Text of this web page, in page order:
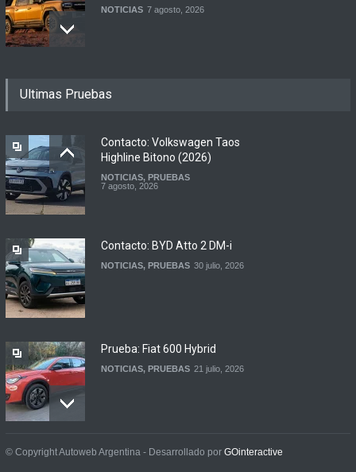
NOTICIAS 7 agosto, 2026
renovadas S2 y Skua 150 en
7 agosto, 2026
Argentina y Ecuador
Ultimas Pruebas
Contacto: Volkswagen Taos
Highline Bitono (2026)
NOTICIAS, PRUEBAS
7 agosto, 2026
Contacto: BYD Atto 2 DM-i
NOTICIAS, PRUEBAS 30 julio, 2026
Prueba: Fiat 600 Hybrid
NOTICIAS, PRUEBAS 21 julio, 2026
Prueba: BYD Song Pro GS
© Copyright Autoweb Argentina - Desarrollado por GOinteractive